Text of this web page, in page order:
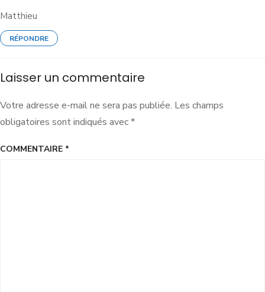
Matthieu
RÉPONDRE
Laisser un commentaire
Votre adresse e-mail ne sera pas publiée. Les champs
obligatoires sont indiqués avec*
COMMENTAIRE *